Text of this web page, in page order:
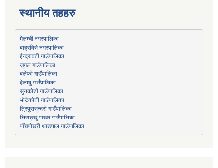
स्थानीय तहहरु
मेलम्ची नगरपालिका
बाह्रविसे नगरपालिका
ईन्द्रावती गाउँपालिका
जुगल गाउँपालिका
बलेफी गाउँपालिका
हेलम्बु गाउँपालिका
सुनकोशी गाउँपालिका
भोटेकोशी गाउँपालिका
त्रिपुरासुन्दरी गाउँपालिका
लिसङ्खु पाखर गाउँपालिका
पाँचपोखरी थाङपाल गाउँपालिका